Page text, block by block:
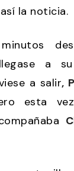
la noticia.
a
a salir,
esta